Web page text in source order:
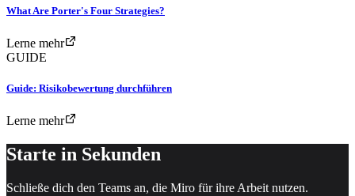
What Are Porter's Four Strategies?
Lerne mehr
GUIDE
Guide: Risikobewertung durchführen
Lerne mehr
Starte in Sekunden
Schließe dich den Teams an, die Miro für ihre Arbeit nutzen.